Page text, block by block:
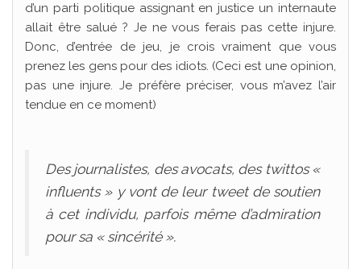
d’un parti politique assignant en justice un internaute
allait être salué ? Je ne vous ferais pas cette injure.
Donc, d’entrée de jeu, je crois vraiment que vous
prenez les gens pour des idiots. (Ceci est une opinion,
pas une injure. Je préfère préciser, vous m’avez l’air
tendue en ce moment)
Des journalistes, des avocats, des twittos «
influents » y vont de leur tweet de soutien
à cet individu, parfois même d’admiration
pour sa « sincérité ».